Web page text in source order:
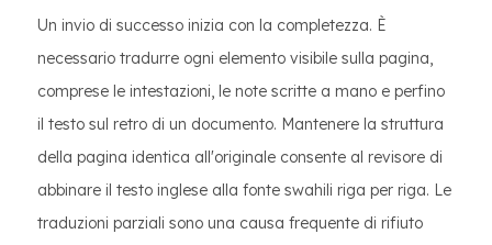
Un invio di successo inizia con la completezza. È
necessario tradurre ogni elemento visibile sulla pagina,
comprese le intestazioni, le note scritte a mano e perfino
il testo sul retro di un documento. Mantenere la struttura
della pagina identica all'originale consente al revisore di
abbinare il testo inglese alla fonte swahili riga per riga. Le
traduzioni parziali sono una causa frequente di rifiuto